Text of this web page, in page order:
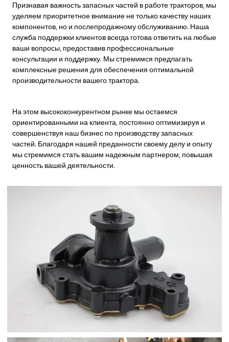
Признавая важность запасных частей в работе тракторов, мы
уделяем приоритетное внимание не только качеству наших
компонентов, но и послепродажному обслуживанию. Наша
служба поддержки клиентов всегда готова ответить на любые
ваши вопросы, предоставив профессиональные
консультации и поддержку. Мы стремимся предлагать
комплексные решения для обеспечения оптимальной
производительности вашего трактора.
На этом высококонкурентном рынке мы остаемся
ориентированными на клиента, постоянно оптимизируя и
совершенствуя наш бизнес по производству запасных
частей. Благодаря нашей преданности своему делу и опыту
мы стремимся стать вашим надежным партнером, повышая
ценность вашей деятельности.